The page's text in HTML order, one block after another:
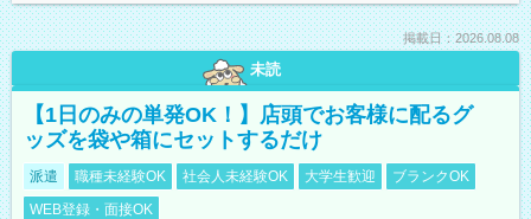
掲載日：2026.08.08
未読
【1日のみの単発OK！】店頭でお客様に配るグ
ッズを袋や箱にセットするだけ
派遣 職種未経験OK 社会人未経験OK 大学生歓迎
ブランクOK
WEB登録・面接OK